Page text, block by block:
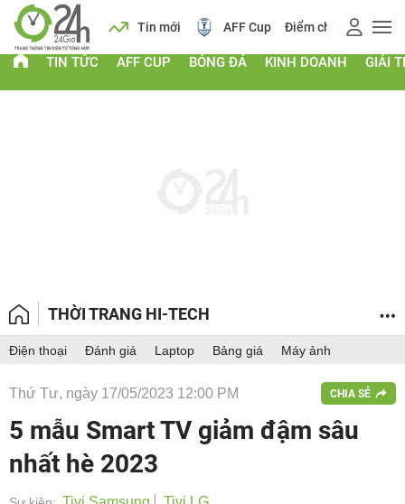
Lịch Tin mới AFF Cup Điểm chuẩn 2026
TIN TỨC AFF CUP BÓNG ĐÁ KINH DOANH GIẢI
THỜI TRANG HI-TECH
Điện thoại Đánh giá Laptop Bảng giá Máy ảnh
Thứ Tư, ngày 17/05/2023 12:00 PM CHIA SẺ
5 mẫu Smart TV giảm đậm sâu
nhất hè 2023